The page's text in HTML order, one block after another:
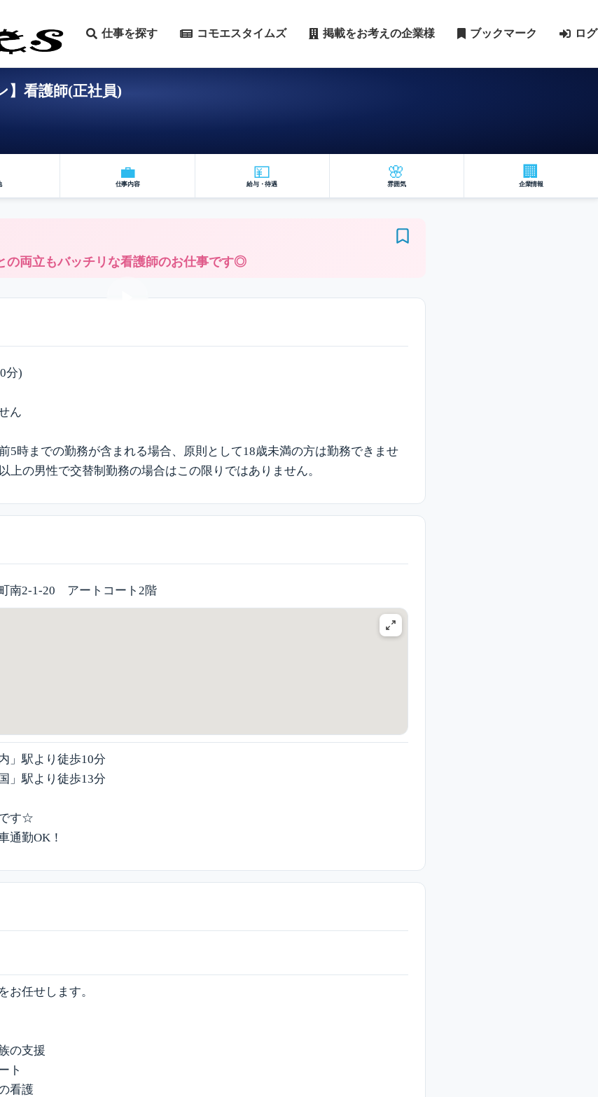
仕事を探す コモエスタイムズ 掲載をお考えの企業様 ブックマーク ロ
】看護師(正社員)
💼
仕事内容
💴
給与・待遇
🌸
雰囲気
🏢
企業情報
の両立もバッチリな看護師のお仕事です◎
分)
ん
5時までの勤務が含まれる場合、原則として18歳未満の方は勤務できませ
上の男性で交替制勤務の場合はこの限りではありません。
南2-1-20 アートコート2階
」駅より徒歩10分
」駅より徒歩13分
す☆
通勤OK！
お任せします。
の支援
ト
看護